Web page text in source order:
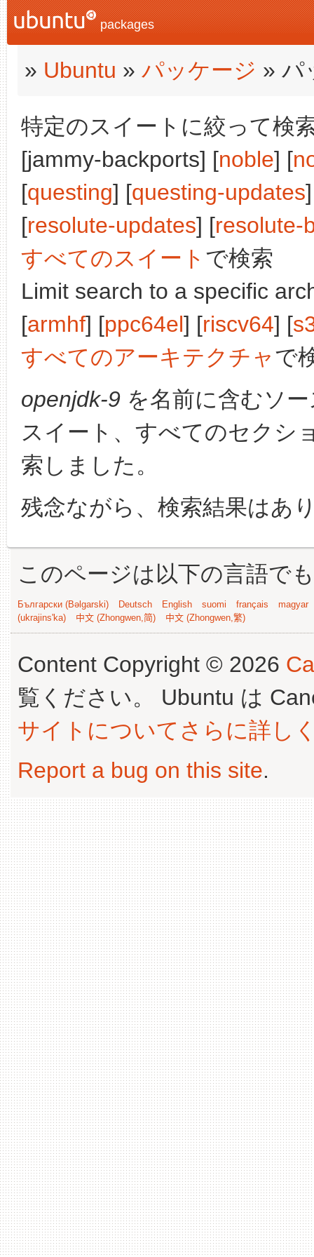
packages
» Ubuntu » パッケージ » パ
特定のスイートに絞って検
[jammy-backports] [noble] [
[questing] [questing-updates
[resolute-updates] [resolute-
すべてのスイート で検索
Limit search to a specific
[armhf] [ppc64el] [riscv64] [
すべてのアーキテクチャで
openjdk-9 を名前に含むソ
スイート、すべてのセクシ
索しました。
残念ながら、検索結果はあ
このページは以下の言語で
Български (Bəlgarski) Deutsch English suomi français
magyar
(ukrajins'ka)
中文 (Zhongwen,简) 中文 (Zhongwen,繁)
Content Copyright © 2026
覧ください。 Ubuntu は
サイトについてさらに詳し
Report a bug on this site.